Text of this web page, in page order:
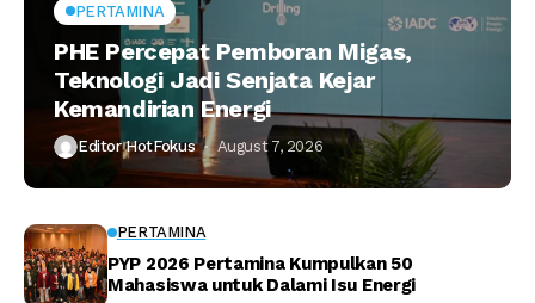
PERTAMINA
PHE Percepat Pemboran Migas,
Teknologi Jadi Senjata Kejar
Kemandirian Energi
Editor HotFokus August 7, 2026
PERTAMINA
PYP 2026 Pertamina Kumpulkan 50
Mahasiswa untuk Dalami Isu Energi